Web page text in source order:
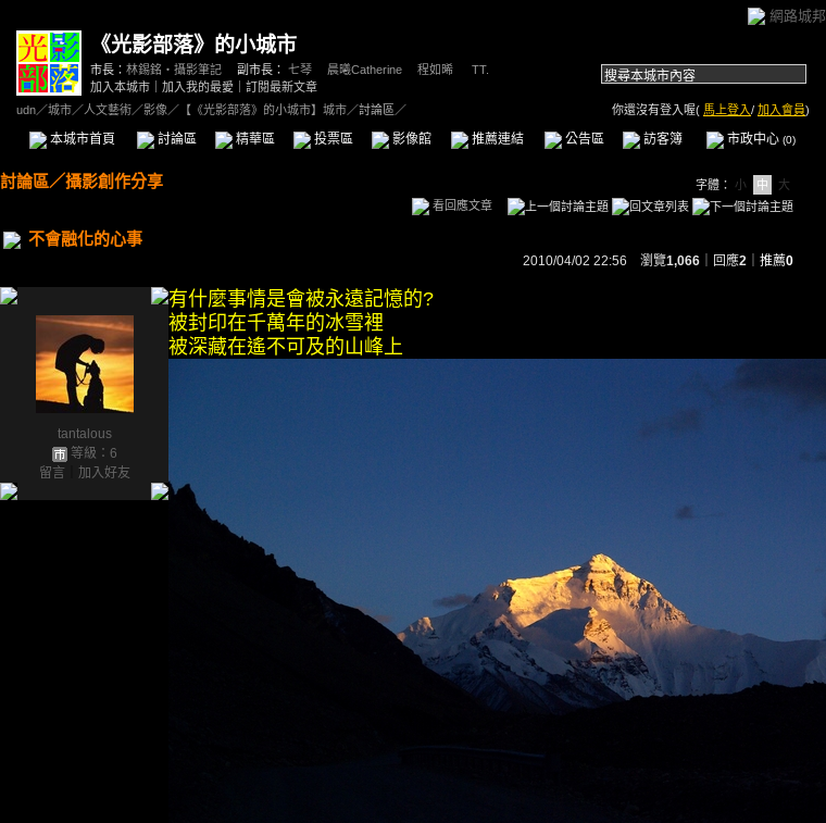
網路城邦
《光影部落》的小城市
市長： 林錫銘‧攝影筆記 副市長： 七琴 晨曦Catherine 程如晞
TT.
加入本城市
加入我的最愛
訂閱最新文章
udn／城市／人文藝術／影像 ／ 【《光影部落》的小城市】城市／討論區／ 你還沒有登入喔( 馬上登入/ 加入會員)
本城市首頁 討論區 精華區 投票區 影像館 推薦連結 公告區 訪客簿 市政中心 (0)
討論區／攝影創作分享 字體： 小 中
大
看回應文章
不會融化的心事
2010/04/02 22:56 瀏覽1,066 ｜回應2 推薦0
tantalous
等級：6
留言
加入好友
有什麼事情是會被永遠記憶的?
被封印在千萬年的冰雪裡
被深藏在遙不可及的山峰上